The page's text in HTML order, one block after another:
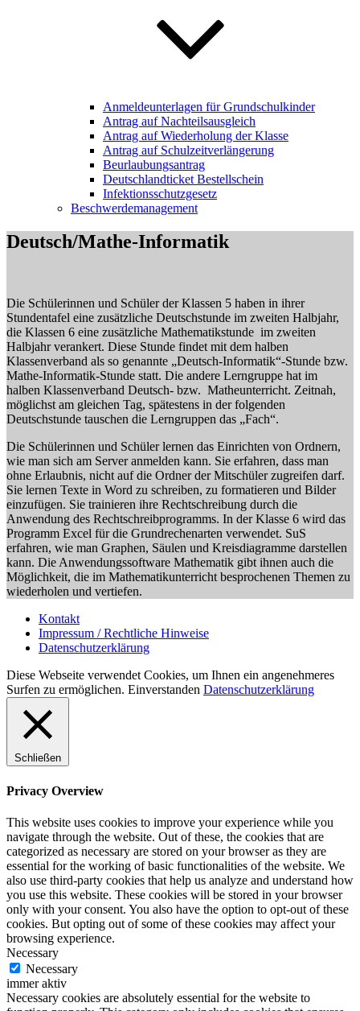
Anmeldeunterlagen für Grundschulkinder
Antrag auf Nachteilsausgleich
Antrag auf Wiederholung der Klasse
Antrag auf Schulzeitverlängerung
Beurlaubungsantrag
Deutschlandticket Bestellschein
Infektionsschutzgesetz
Beschwerdemanagement
Deutsch/Mathe-Informatik
Die Schülerinnen und Schüler der Klassen 5 haben in ihrer
Stundentafel eine zusätzliche Deutschstunde im zweiten Halbjahr,
die Klassen 6 eine zusätzliche Mathematikstunde im zweiten
Halbjahr verankert. Diese Stunde findet mit dem halben
Klassenverband als so genannte „Deutsch-Informatik“-Stunde bzw.
Mathe-Informatik-Stunde statt. Die andere Lerngruppe hat im
halben Klassenverband Deutsch- bzw. Matheunterricht. Zeitnah,
möglichst am gleichen Tag, spätestens in der folgenden
Deutschstunde tauschen die Lerngruppen das „Fach“.
Die Schülerinnen und Schüler lernen das Einrichten von Ordnern,
wie man sich am Server anmelden kann. Sie erfahren, dass man
ohne Erlaubnis, nicht auf die Ordner der Mitschüler zugreifen darf.
Sie lernen Texte in Word zu schreiben, zu formatieren und Bilder
einzufügen. Sie trainieren ihre Rechtschreibung durch die
Anwendung des Rechtschreibprogramms. In der Klasse 6 wird das
Programm Excel für die Grundrechenarten verwendet. SuS
erfahren, wie man Graphen, Säulen und Kreisdiagramme darstellen
kann. Die Anwendungssoftware Mathematik gibt ihnen auch die
Möglichkeit, die im Mathematikunterricht besprochenen Themen zu
wiederholen und vertiefen.
Kontakt
Impressum / Rechtliche Hinweise
Datenschutzerklärung
Diese Webseite verwendet Cookies, um Ihnen ein angenehmeres
Surfen zu ermöglichen. Einverstanden Datenschutzerklärung
Schließen
Privacy Overview
This website uses cookies to improve your experience while you
navigate through the website. Out of these, the cookies that are
categorized as necessary are stored on your browser as they are
essential for the working of basic functionalities of the website. We
also use third-party cookies that help us analyze and understand how
you use this website. These cookies will be stored in your browser
only with your consent. You also have the option to opt-out of these
cookies. But opting out of some of these cookies may affect your
browsing experience.
Necessary
Necessary
immer aktiv
Necessary cookies are absolutely essential for the website to